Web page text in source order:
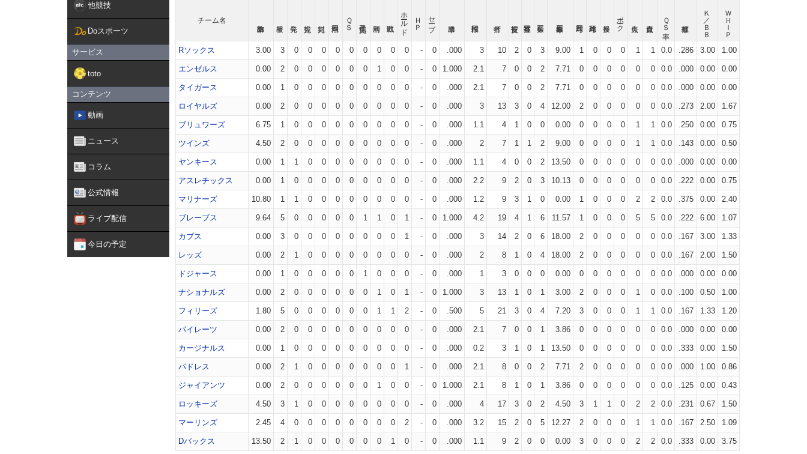
他競技
Doスポーツ
サービス
toto
コンテンツ
動画
ニュース
コラム
公式情報
ライブ配信
今日の予定
チーム名 ＱＳ ホールド ＨＰ セーブ ボーク ＱＳ率 Ｋ／ＢＢ ＷＨＩＰ
Rソックス 3.00 3 0 0 0 0 0 0 0 0 0 - 0 .000 3 10 2 0 3 9.00 1 0 0 0 1 1 0.0 .286 3.00 1.00
エンゼルス 0.00 2 0 0 0 0 0 0 1 0 0 - 0 1.000 2.1 7 0 0 2 7.71 0 0 0 0 0 0 0.0 .000 0.00 0.00
タイガース 0.00 1 0 0 0 0 0 0 0 0 0 - 0 .000 2.1 7 0 0 2 7.71 0 0 0 0 0 0 0.0 .000 0.00 0.00
ロイヤルズ 0.00 2 0 0 0 0 0 0 0 0 0 - 0 .000 3 13 3 0 4 12.00 2 0 0 0 0 0 0.0 .273 2.00 1.67
ブリュワーズ 6.75 1 0 0 0 0 0 0 0 0 0 - 0 .000 1.1 4 1 0 0 0.00 0 0 0 0 1 1 0.0 .250 0.00 0.75
ツインズ 4.50 2 0 0 0 0 0 0 0 0 0 - 0 .000 2 7 1 1 2 9.00 0 0 0 0 1 1 0.0 .143 0.00 0.50
ヤンキース 0.00 1 1 0 0 0 0 0 0 0 0 - 0 .000 1.1 4 0 0 2 13.50 0 0 0 0 0 0 0.0 .000 0.00 0.00
アスレチックス 0.00 1 0 0 0 0 0 0 0 0 0 - 0 .000 2.2 9 2 0 3 10.13 0 0 0 0 0 0 0.0 .222 0.00 0.75
マリナーズ 10.80 1 1 0 0 0 0 0 0 0 0 - 0 .000 1.2 9 3 1 0 0.00 1 0 0 0 2 2 0.0 .375 0.00 2.40
ブレーブス 9.64 5 0 0 0 0 0 1 1 0 1 - 0 1.000 4.2 19 4 1 6 11.57 1 0 0 0 5 5 0.0 .222 6.00 1.07
カブス 0.00 3 0 0 0 0 0 0 0 0 1 - 0 .000 3 14 2 0 6 18.00 2 0 0 0 0 0 0.0 .167 3.00 1.33
レッズ 0.00 2 1 0 0 0 0 0 0 0 0 - 0 .000 2 8 1 0 4 18.00 2 0 0 0 0 0 0.0 .167 2.00 1.50
ドジャース 0.00 1 0 0 0 0 0 1 0 0 0 - 0 .000 1 3 0 0 0 0.00 0 0 0 0 0 0 0.0 .000 0.00 0.00
ナショナルズ 0.00 2 0 0 0 0 0 0 1 0 1 - 0 1.000 3 13 1 0 1 3.00 2 0 0 0 1 0 0.0 .100 0.50 1.00
フィリーズ 1.80 5 0 0 0 0 0 0 1 1 2 - 0 .500 5 21 3 0 4 7.20 3 0 0 0 1 1 0.0 .167 1.33 1.20
パイレーツ 0.00 2 0 0 0 0 0 0 0 0 0 - 0 .000 2.1 7 0 0 1 3.86 0 0 0 0 0 0 0.0 .000 0.00 0.00
カージナルス 0.00 1 0 0 0 0 0 0 0 0 0 - 0 .000 0.2 3 1 0 1 13.50 0 0 0 0 0 0 0.0 .333 0.00 1.50
パドレス 0.00 2 1 0 0 0 0 0 0 0 1 - 0 .000 2.1 8 0 0 2 7.71 2 0 0 0 0 0 0.0 .000 1.00 0.86
ジャイアンツ 0.00 2 0 0 0 0 0 0 1 0 0 - 0 1.000 2.1 8 1 0 1 3.86 0 0 0 0 0 0 0.0 .125 0.00 0.43
ロッキーズ 4.50 3 1 0 0 0 0 0 0 0 0 - 0 .000 4 17 3 0 2 4.50 3 1 1 0 2 2 0.0 .231 0.67 1.50
マーリンズ 2.45 4 0 0 0 0 0 0 0 0 2 - 0 .000 3.2 15 2 0 5 12.27 2 0 0 0 1 1 0.0 .167 2.50 1.09
Dバックス 13.50 2 1 0 0 0 0 0 0 1 0 - 0 .000 1.1 9 2 0 0 0.00 3 0 0 0 2 2 0.0 .333 0.00 3.75